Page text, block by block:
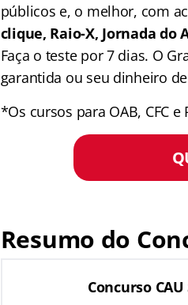
públicos e, o melhor, com
clique, Raio-X, Jornada do
Faça o teste por 7 dias. O
garantida ou seu dinheiro
*Os cursos para OAB, CFC
Resumo do
Concurso CAU